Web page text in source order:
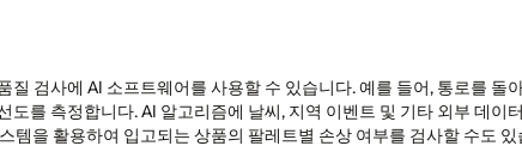
질 검사에 AI 소프트웨어를 사용할 수 있습니다. 예를 들어, 통로를 돌
도를 측정합니다. AI 알고리즘에 날씨, 지역 이벤트 및 기타 외부 데이
템을 활용하여 입고되는 상품의 팔레트별 손상 여부를 검사할 수도